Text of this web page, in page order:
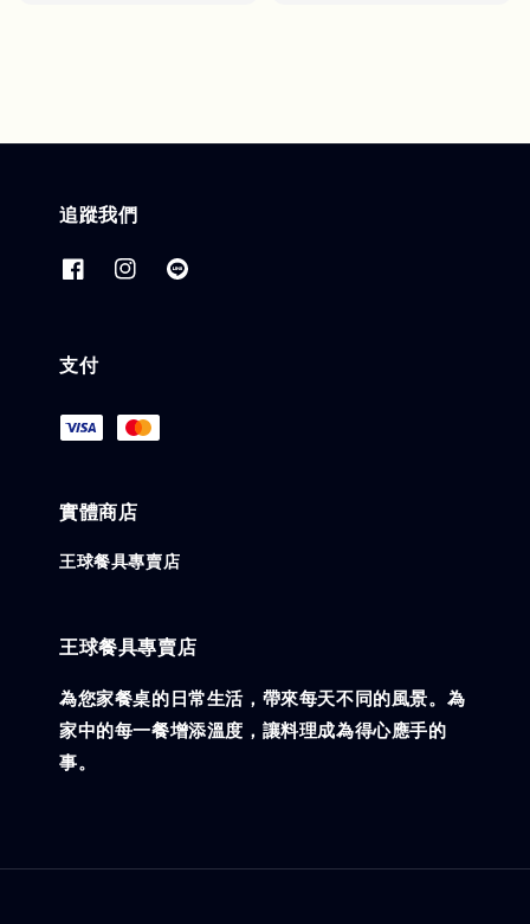
追蹤我們
支付
實體商店
王球餐具專賣店
王球餐具專賣店
為您家餐桌的日常生活，帶來每天不同的風景。為
家中的每一餐增添溫度，讓料理成為得心應手的
事。